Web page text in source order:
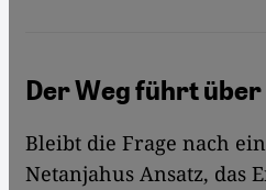
Der Weg führt über
Bleibt die Frage nach
Netanjahus Ansatz, das